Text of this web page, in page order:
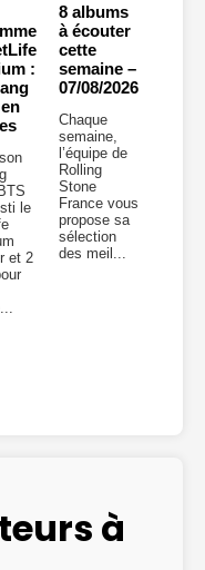
:
le
et 2
8 albums
à écouter
cette
semaine –
07/08/2026
Chaque
semaine,
l’équipe de
Rolling
Stone
France vous
propose sa
sélection
des meil...
à